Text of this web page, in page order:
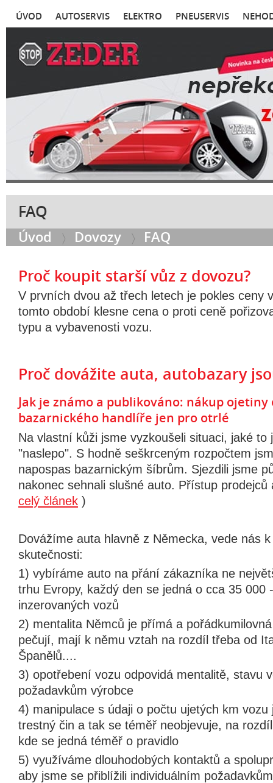
ÚVOD AUTOSERVIS ELEKTRO PNEUSERVIS
FAQ
Úvod Dovozy FAQ
Proč koupit starší vůz z dovozu?
V prvních dvou až třech letech je pokles ceny
tomto období klesne cena o proti ceně
typu a vybavenosti vozu.
Proč dovážite auta, autobazary
Jak je známo a publikováno: nákup ojetiny
bazarnického handlíře jen pro otrlé
Na vlastní kůži jsme vyzkoušeli situaci, jaké to
"naslepo". S hodně seškrceným rozpočtem
napospas bazarnickým šíbrům. Sjezdili jsme
nakonec sehnali slušné auto. Přístup
celý článek )
Dovážíme auta hlavně z Německa, vede nás
skutečnosti:
1) vybíráme auto na přání zákazníka ne
trhu Evropy, každý den se jedná o cca 35 000
inzerovaných vozů
2) mentalita Němců je přímá a
pečují, mají k němu vztah na rozdíl třeba od
Španělů....
3) opotřebení vozu odpovidá mentalitě, stavu
požadavkům výrobce
4) manipulace s údaji o počtu ujetých km vozu
trestný čin a tak se téměř neobjevuje, na
kde se jedná téměř o pravidlo
5) využíváme dlouhodobých kontaktů a
aby jsme se přiblížili individuálním